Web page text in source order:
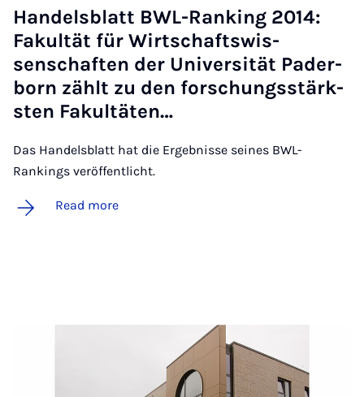
Han­dels­blatt BWL-Rank­ing 2014:
Fak­ultät für Wirtschaft­swis­
senschaften der Uni­versität Pader­
born zählt zu den forschungsstärk­
sten Fak­ultäten…
Das Handelsblatt hat die Ergebnisse seines BWL-
Rankings veröffentlicht.
Read more